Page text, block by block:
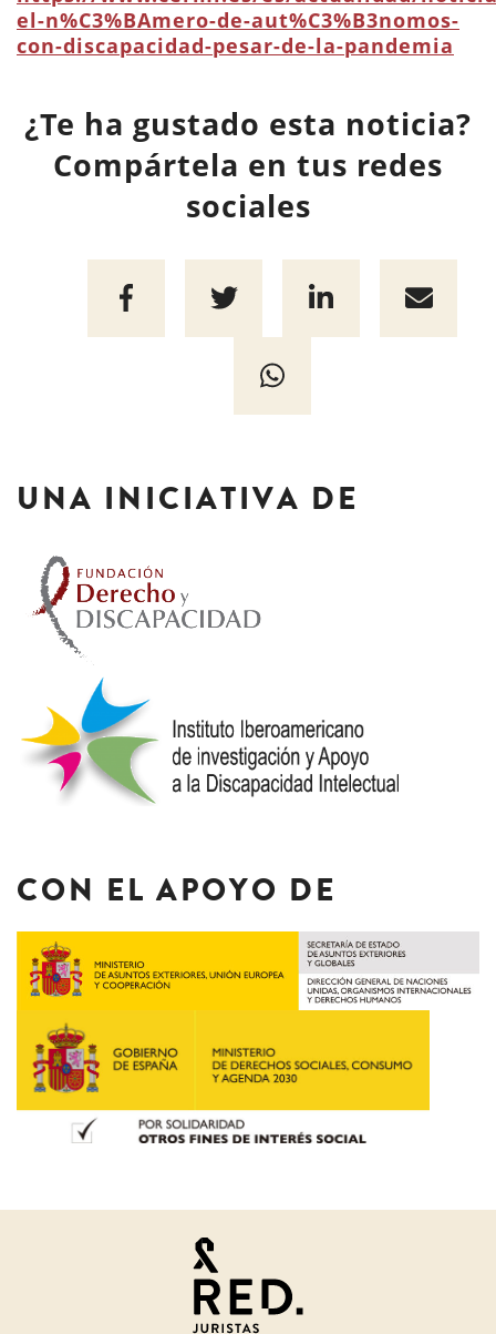
el-n%C3%BAmero-de-aut%C3%B3nomos-
con-discapacidad-pesar-de-la-pandemia
¿Te ha gustado esta noticia?
Compártela en tus redes
sociales
UNA INICIATIVA DE
CON EL APOYO DE
discapacidad